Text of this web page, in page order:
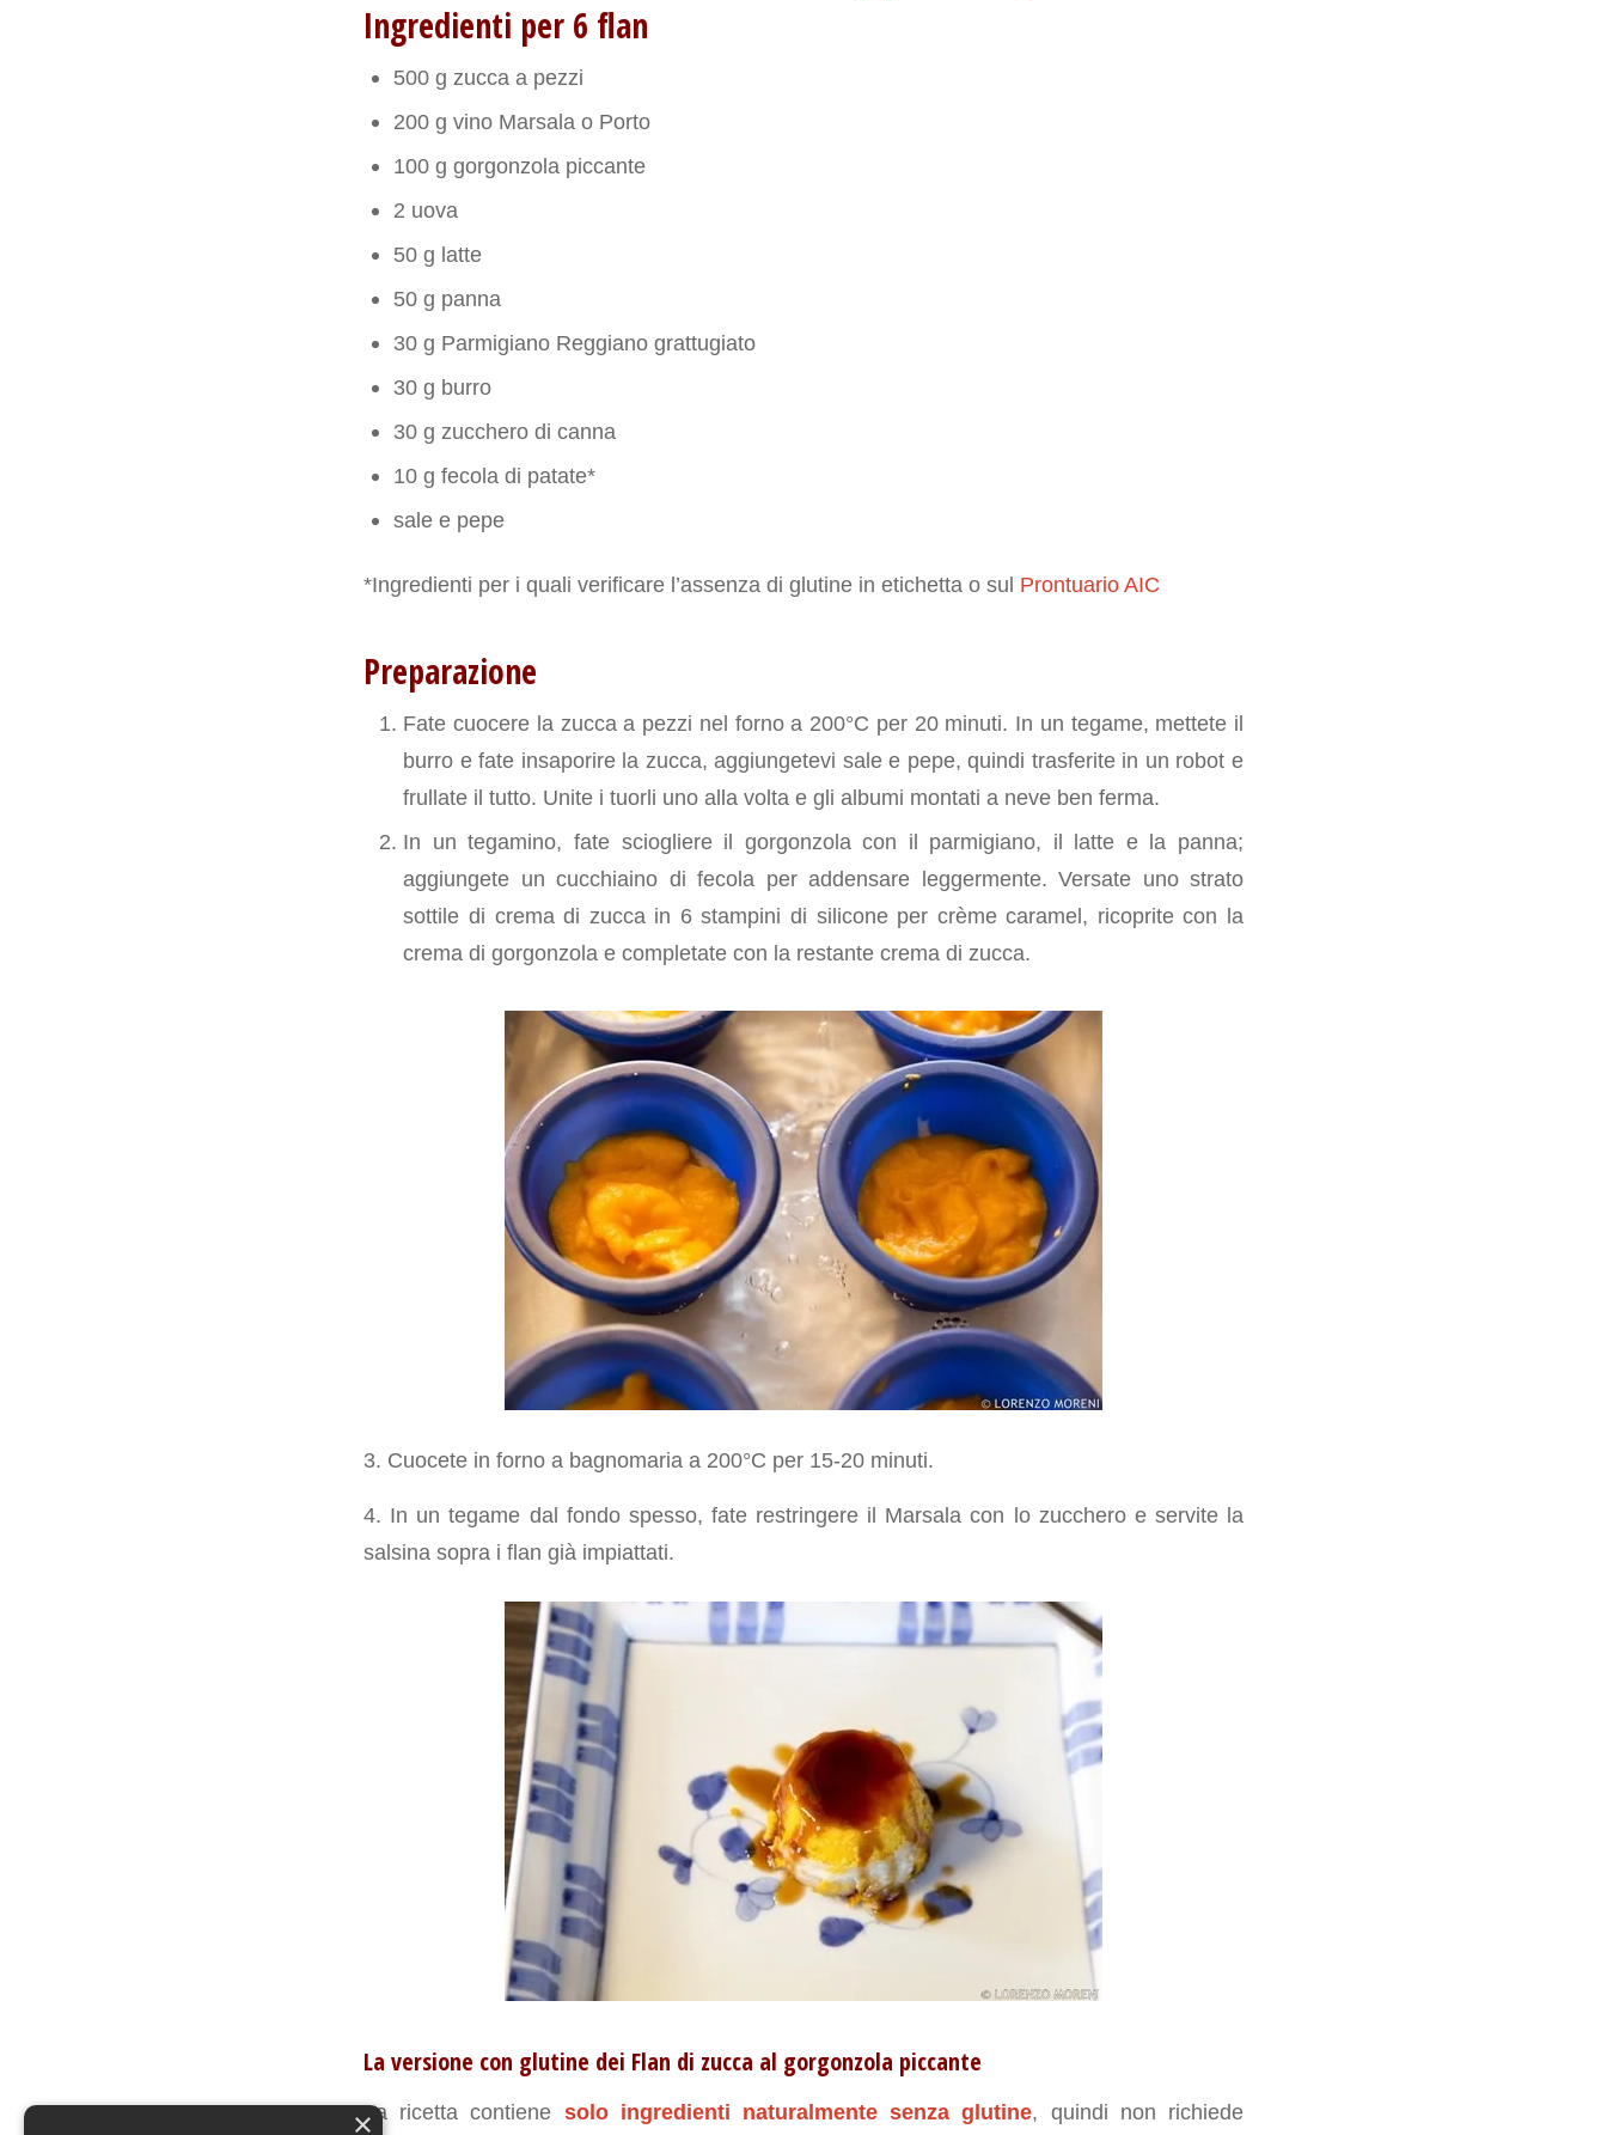
Ingredienti per 6 flan
500 g zucca a pezzi
200 g vino Marsala o Porto
100 g gorgonzola piccante
2 uova
50 g latte
50 g panna
30 g Parmigiano Reggiano grattugiato
30 g burro
30 g zucchero di canna
10 g fecola di patate*
sale e pepe
*Ingredienti per i quali verificare l’assenza di glutine in etichetta o sul Prontuario AIC
Preparazione
Fate cuocere la zucca a pezzi nel forno a 200°C per 20 minuti. In un tegame, mettete il
burro e fate insaporire la zucca, aggiungetevi sale e pepe, quindi trasferite in un robot e
frullate il tutto. Unite i tuorli uno alla volta e gli albumi montati a neve ben ferma.
In un tegamino, fate sciogliere il gorgonzola con il parmigiano, il latte e la panna;
aggiungete un cucchiaino di fecola per addensare leggermente. Versate uno strato
sottile di crema di zucca in 6 stampini di silicone per crème caramel, ricoprite con la
crema di gorgonzola e completate con la restante crema di zucca.
3. Cuocete in forno a bagnomaria a 200°C per 15-20 minuti.
4. In un tegame dal fondo spesso, fate restringere il Marsala con lo zucchero e servite la
salsina sopra i flan già impiattati.
La versione con glutine dei Flan di zucca al gorgonzola piccante
La ricetta contiene solo ingredienti naturalmente senza glutine, quindi non richiede
×